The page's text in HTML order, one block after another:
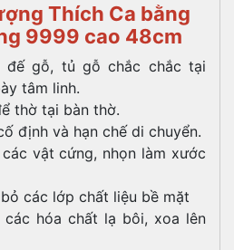
Thích Ca bằng
9999 cao 48cm
gỗ, tủ gỗ chắc chắc tại
tâm linh.
thờ tại bàn thờ.
định và hạn chế di chuyển.
vật cứng, nhọn làm xước
các lớp chất liệu bề mặt
các hóa chất lạ bôi, xoa lên